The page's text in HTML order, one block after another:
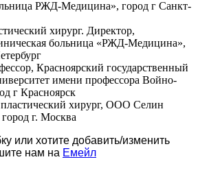
РЖД-Медицина», город г Санкт-
хирург. Директор,
больница «РЖД-Медицина»,
Красноярский государственный
имени профессора Войно-
г Красноярск
хирург, ООО Селин
г. Москва
или хотите добавить/изменить
нам на Емейл